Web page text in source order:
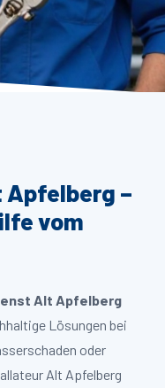
–
vom
Alt Apfelberg
Lösungen bei
oder
Alt Apfelberg